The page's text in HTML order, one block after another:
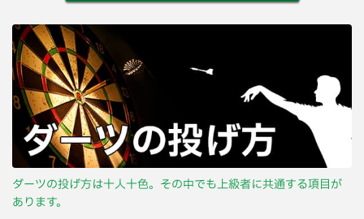
ダーツの投げ方は十人十色。その中でも上級者に共通する項目が
あります。